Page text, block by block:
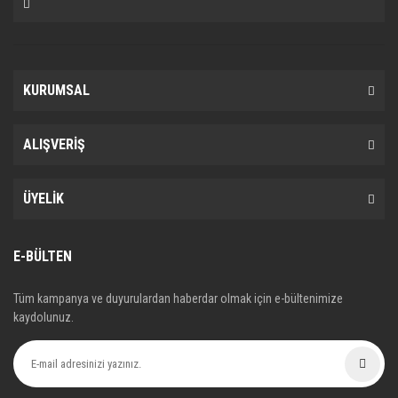
622342933, 306202313R
KURUMSAL
ALIŞVERİŞ
ÜYELİK
E-BÜLTEN
Tüm kampanya ve duyurulardan haberdar olmak için e-bültenimize
kaydolunuz.